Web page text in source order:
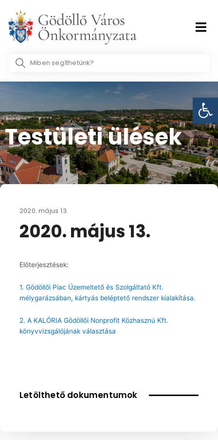
content
Search
Testületi ülések​
2020. május 13.
2020. május 13.
Előterjesztések:
1. Gödöllői Piac Üzemeltető és Szolgáltató Kft.
mélygarázsában, kártyás beléptető rendszer kialakítása.
2. A KALÓRIA Gödöllői Nonprofit Közhasznú Kft.
könyvvizsgálójának választása
Letölthető dokumentumok